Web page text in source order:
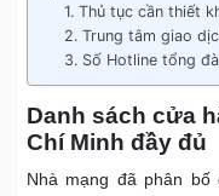
1. Thủ tục cần thiết
2. Trung tâm giao
3. Số Hotline tổng
Danh sách cửa
Chí Minh đầy đủ
Nhà mạng đã phân bố